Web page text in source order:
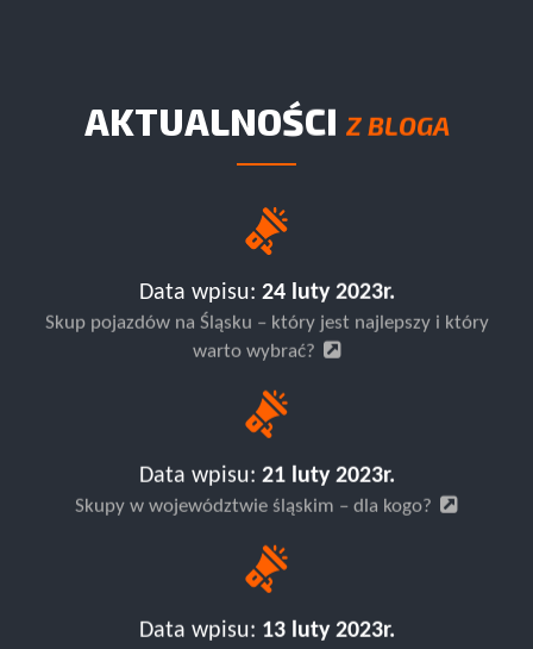
AKTUALNOŚCI Z BLOGA
Data wpisu: 24 luty 2023r.
Skup pojazdów na Śląsku – który jest najlepszy i który
warto wybrać?
Data wpisu: 21 luty 2023r.
Skupy w województwie śląskim – dla kogo?
Data wpisu: 13 luty 2023r.